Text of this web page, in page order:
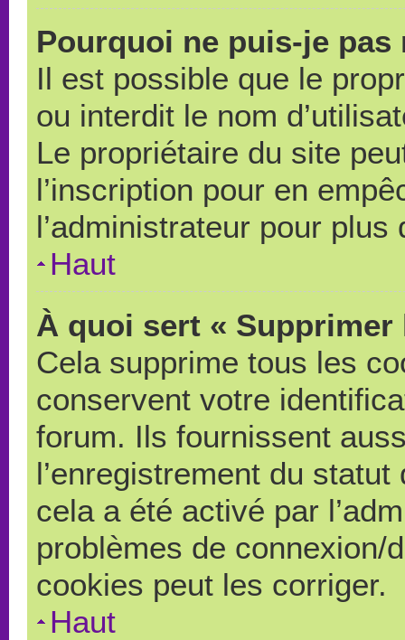
Pourquoi ne puis-je pas
Il est possible que le
ou interdit le nom
Le propriétaire du site
l’inscription pour en
l’administrateur pour
Haut
À quoi sert «
Cela supprime tous les
conservent votre
forum. Ils fournissent
l’enregistrement du
cela a été activé par
problèmes de connexion/
cookies peut les corriger.
Haut